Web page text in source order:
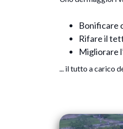
Bonificare
Rifare il
Migliorare
... il tutto a carico